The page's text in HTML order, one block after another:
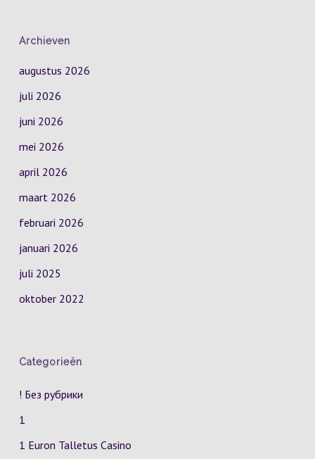
Archieven
augustus 2026
juli 2026
juni 2026
mei 2026
april 2026
maart 2026
februari 2026
januari 2026
juli 2025
oktober 2022
Categorieën
! Без рубрики
1
1 Euron Talletus Casino